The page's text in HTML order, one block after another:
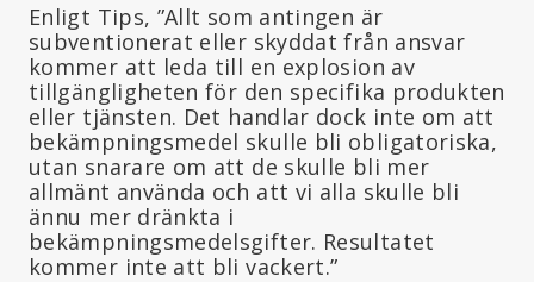
Enligt Tips, ”Allt som antingen är
subventionerat eller skyddat från ansvar
kommer att leda till en explosion av
tillgängligheten för den specifika produkten
eller tjänsten. Det handlar dock inte om att
bekämpningsmedel skulle bli obligatoriska,
utan snarare om att de skulle bli mer
allmänt använda och att vi alla skulle bli
ännu mer dränkta i
bekämpningsmedelsgifter. Resultatet
kommer inte att bli vackert.”